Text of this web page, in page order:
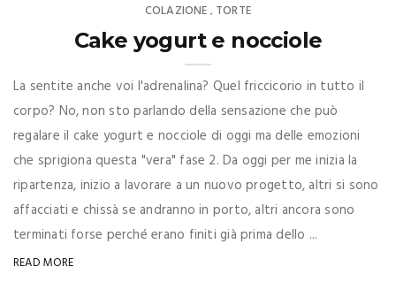
COLAZIONE , TORTE
Cake yogurt e nocciole
La sentite anche voi l'adrenalina? Quel friccicorio in tutto il
corpo? No, non sto parlando della sensazione che può
regalare il cake yogurt e nocciole di oggi ma delle emozioni
che sprigiona questa "vera" fase 2. Da oggi per me inizia la
ripartenza, inizio a lavorare a un nuovo progetto, altri si sono
affacciati e chissà se andranno in porto, altri ancora sono
terminati forse perché erano finiti già prima dello ...
READ MORE